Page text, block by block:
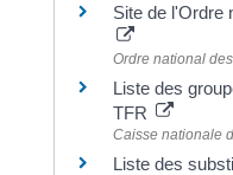
Site de l'Ordre
Ordre national
Liste des
TFR
Caisse nationale
Liste des